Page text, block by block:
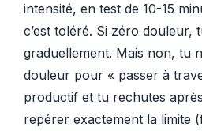
intensité, en test de 10-15
c’est toléré. Si zéro douleur,
graduellement. Mais non, tu
douleur pour « passer à
productif et tu rechutes
repérer exactement la limite